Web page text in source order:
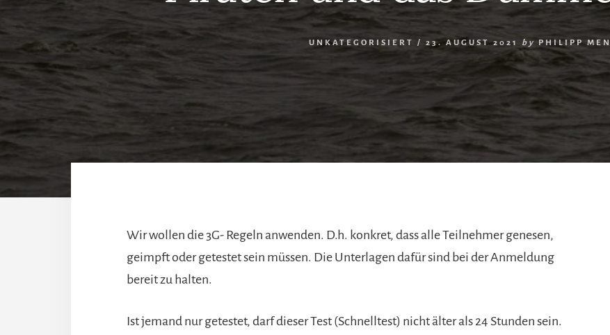
UNKATEGORISIERT / 23. AUGUST 2021 by PHILIPP
Wir wollen die 3G- Regeln anwenden. D.h. konkret, dass alle Teilnehmer genesen,
geimpft oder getestet sein müssen. Die Unterlagen dafür sind bei der Anmeldung
bereit zu halten.
Ist jemand nur getestet, darf dieser Test (Schnelltest) nicht älter als 24 Stunden sein.